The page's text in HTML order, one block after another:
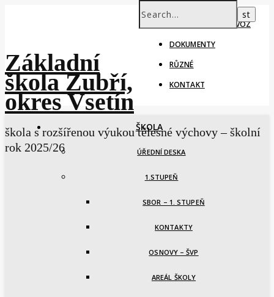
ŠKOLNÍ ROK – PROVOZ
DOKUMENTY
RŮZNÉ
KONTAKT
Základní
škola Zubří,
okres Vsetín
škola s rozšířenou výukou tělesné výchovy – školní
rok 2025/26
ŠKOLA
ÚŘEDNÍ DESKA
1.STUPEŇ
SBOR – 1. STUPEŇ
KONTAKTY
OSNOVY – ŠVP
AREÁL ŠKOLY